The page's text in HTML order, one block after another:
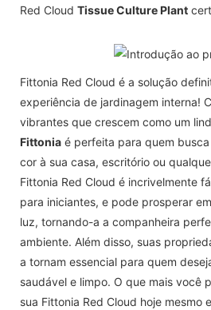
Red Cloud Tissue Culture Plant
Fittonia Red Cloud é a solução
experiência de jardinagem interna!
vibrantes que crescem como um
Fittonia é perfeita para quem
cor à sua casa, escritório ou
Fittonia Red Cloud é incrivelmente
para iniciantes, e pode prosperar
luz, tornando-a a companheira
ambiente. Além disso, suas
a tornam essencial para quem
saudável e limpo. O que mais você
sua Fittonia Red Cloud hoje mesmo